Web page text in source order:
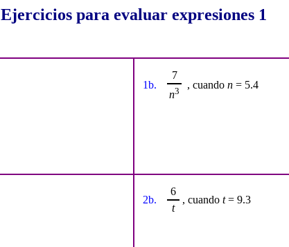
Ejercicios para evaluar expresiones 1
1b.
7
n3
, cuando n = 5.4
2b.
6
t
, cuando t= 9.3